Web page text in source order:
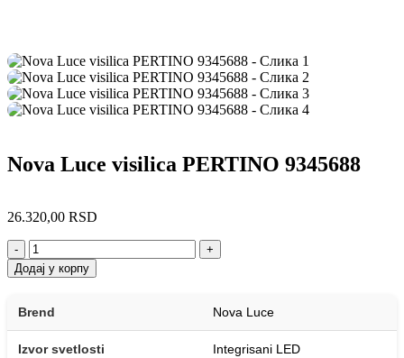
Nova Luce visilica PERTINO 9345688
26.320,00 RSD
-
+
Додај у корпу
Brend Nova Luce
Izvor svetlosti Integrisani LED